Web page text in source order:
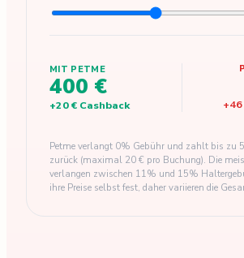
MIT PETME
400 €
+20 € Cashback +46
Petme verlangt 0% Gebühr und zahlt bis zu
zurück (maximal 20 € pro Buchung). Die
verlangen zwischen 11% und 15%
ihre Preise selbst fest, daher variieren die